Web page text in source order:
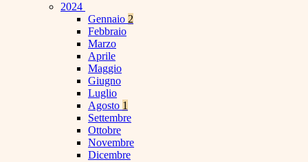
2024
Gennaio 2
Febbraio
Marzo
Aprile
Maggio
Giugno
Luglio
Agosto 1
Settembre
Ottobre
Novembre
Dicembre